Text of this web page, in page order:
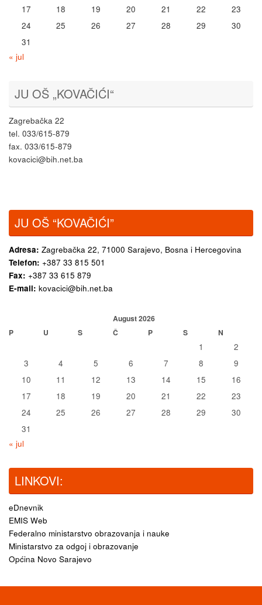
17
18 19 20 21 22
23
24
25 26 27 28 29
30
31
« jul
JU OŠ „KOVAČIĆI“
Zagrebačka 22
tel. 033/615-879
fax. 033/615-879
kovacici@bih.net.ba
JU OŠ “KOVAČIĆI”
Adresa: Zagrebačka 22, 71000 Sarajevo, Bosna i Hercegovina
Telefon: +387 33 815 501
Fax: +387 33 615 879
E-mail: kovacici@bih.net.ba
August 2026
P
U S Č P S N
1
2
3
4 5 6 7 8
9
10
11 12 13 14 15
16
17
18 19 20 21 22
23
24
25 26 27 28 29
30
31
« jul
LINKOVI:
eDnevnik
EMIS Web
Federalno ministarstvo obrazovanja i nauke
Ministarstvo za odgoj i obrazovanje
Općina Novo Sarajevo